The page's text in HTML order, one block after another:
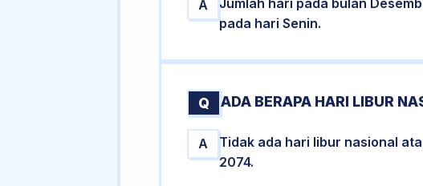
A Jumlah hari pada bulan
pada hari Senin.
Q ADA BERAPA HARI LIBUR
A
Tidak ada hari libur nasional
2074.